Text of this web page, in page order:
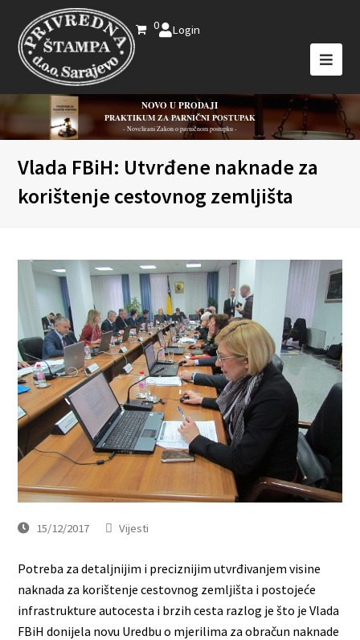
0 Login
NOVO U PRODAJI
PRAKTIKUM ZA PARNIČNI POSTUPAK
- Novelirani Zakon o parničnom postupku -
Vlada FBiH: Utvrđene naknade za
korištenje cestovnog zemljišta
15/12/2017 Vijesti
Potreba za detaljnijim i preciznijim utvrđivanjem visine
naknada za korištenje cestovnog zemljišta i postojeće
infrastrukture autocesta i brzih cesta razlog je što je Vlada
FBiH donijela novu Uredbu o mjerilima za obračun naknade